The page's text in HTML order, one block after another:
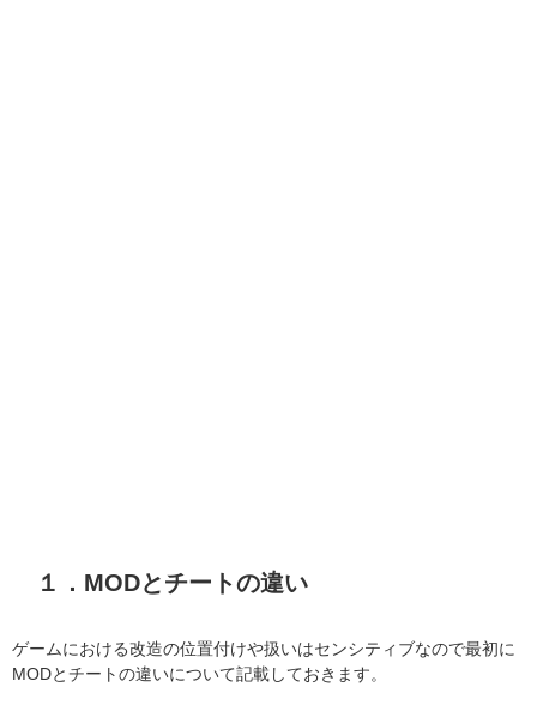
１．MODとチートの違い
ゲームにおける改造の位置付けや扱いはセンシティブなので最初に
MODとチートの違いについて記載しておきます。